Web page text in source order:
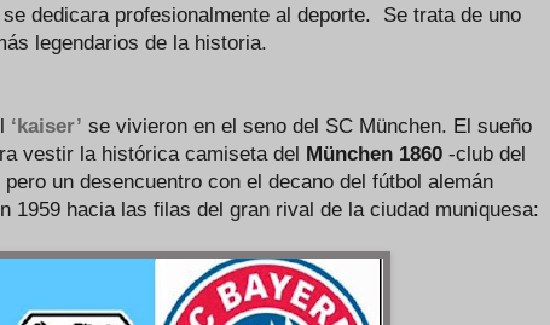
dedicara profesionalmente al deporte. Se trata de uno
legendarios de la historia.
‘kaiser’ se vivieron en el seno del SC München. El sueño
vestir la histórica camiseta del München 1860 -club del
un desencuentro con el decano del fútbol alemán
1959 hacia las filas del gran rival de la ciudad muniquesa: